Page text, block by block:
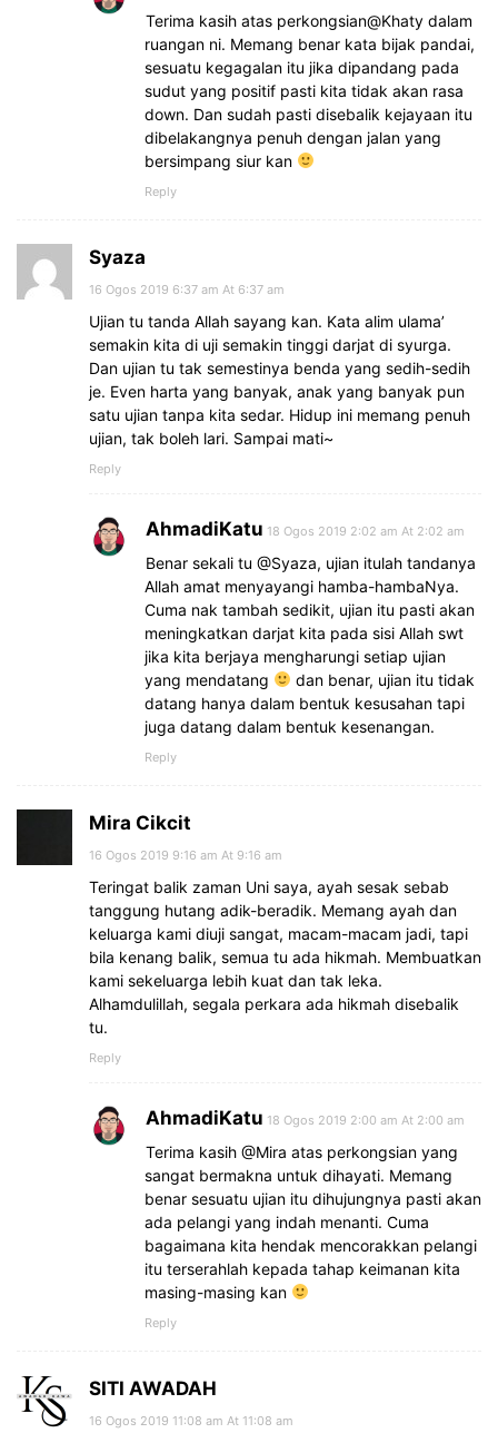
Terima kasih atas perkongsian@Khaty dalam
ruangan ni. Memang benar kata bijak pandai,
sesuatu kegagalan itu jika dipandang pada
sudut yang positif pasti kita tidak akan rasa
down. Dan sudah pasti disebalik kejayaan itu
dibelakangnya penuh dengan jalan yang
bersimpang siur kan
Reply
Syaza
16 Ogos 2019 6:37 am At 6:37 am
Ujian tu tanda Allah sayang kan. Kata alim ulama’
semakin kita di uji semakin tinggi darjat di syurga.
Dan ujian tu tak semestinya benda yang sedih-sedih
je. Even harta yang banyak, anak yang banyak pun
satu ujian tanpa kita sedar. Hidup ini memang penuh
ujian, tak boleh lari. Sampai mati~
Reply
AhmadiKatu 18 Ogos 2019 2:02 am At 2:02 am
Benar sekali tu @Syaza, ujian itulah tandanya
Allah amat menyayangi hamba-hambaNya.
Cuma nak tambah sedikit, ujian itu pasti akan
meningkatkan darjat kita pada sisi Allah swt
jika kita berjaya mengharungi setiap ujian
yang mendatang
dan benar, ujian itu tidak
datang hanya dalam bentuk kesusahan tapi
juga datang dalam bentuk kesenangan.
Reply
Mira Cikcit
16 Ogos 2019 9:16 am At 9:16 am
Teringat balik zaman Uni saya, ayah sesak sebab
tanggung hutang adik-beradik. Memang ayah dan
keluarga kami diuji sangat, macam-macam jadi, tapi
bila kenang balik, semua tu ada hikmah. Membuatkan
kami sekeluarga lebih kuat dan tak leka.
Alhamdulillah, segala perkara ada hikmah disebalik
tu.
Reply
AhmadiKatu 18 Ogos 2019 2:00 am At 2:00 am
Terima kasih @Mira atas perkongsian yang
sangat bermakna untuk dihayati. Memang
benar sesuatu ujian itu dihujungnya pasti akan
ada pelangi yang indah menanti. Cuma
bagaimana kita hendak mencorakkan pelangi
itu terserahlah kepada tahap keimanan kita
masing-masing kan
Reply
SITI AWADAH
16 Ogos 2019 11:08 am At 11:08 am